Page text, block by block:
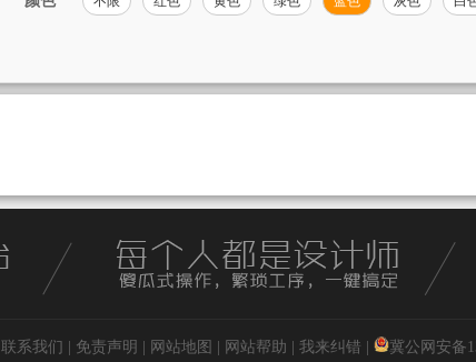
联系我们 免责声明 网站地图 网站帮助 我来纠错
冀公网安备